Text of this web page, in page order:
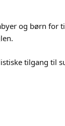
og børn for
tilgang til